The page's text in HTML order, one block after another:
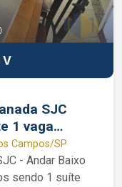
V
SJC
1 vaga
Campos/SP
- Andar Baixo